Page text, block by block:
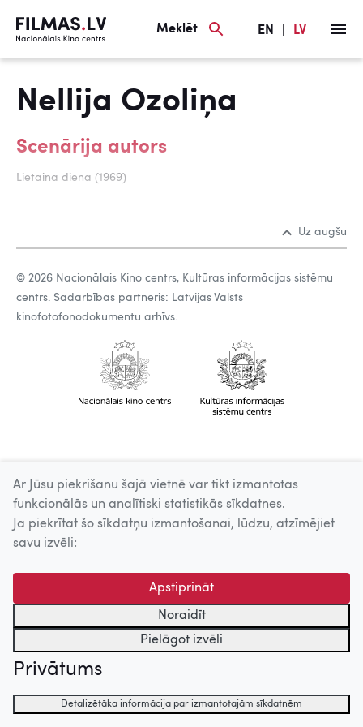
Meklēt EN LV
Nellija Ozoliņa
Scenārija autors
Lietaina diena (1969)
Uz augšu
© 2026 Nacionālais Kino centrs, Kultūras informācijas sistēmu
centrs. Sadarbības partneris: Latvijas Valsts
kinofotofonodokumentu arhīvs.
Ar Jūsu piekrišanu šajā vietnē var tikt izmantotas
funkcionālās un analītiski statistikās sīkdatnes.
Ja piekrītat šo sīkdatņu izmantošanai, lūdzu, atzīmējiet
savu izvēli:
Apstiprināt
Noraidīt
Pielāgot izvēli
Privātums
Detalizētāka informācija par izmantotajām sīkdatnēm